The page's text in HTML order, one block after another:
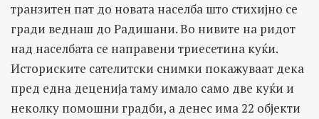
транзитен пат до новата населба што стихијно се
гради веднаш до Радишани. Во нивите на ридот
над населбата се направени триесетина куќи.
Историските сателитски снимки покажуваат дека
пред една деценија таму имало само две куќи и
неколку помошни градби, а денес има 22 објекти